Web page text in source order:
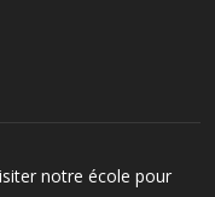
notre école pour